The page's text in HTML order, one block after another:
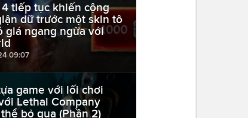
tiếp tục khiến cộng
dữ trước một skin tô
giá ngang ngửa với
09:07
game với lối chơi
Lethal Company
bỏ qua (Phần 2)